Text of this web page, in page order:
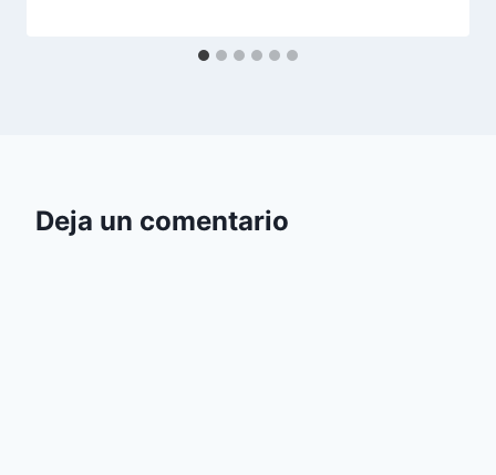
Deja un comentario